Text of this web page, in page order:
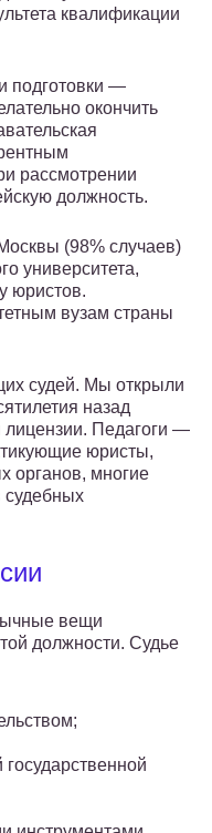
квалификации
подготовки —
окончить
рассмотрении
должность.
(98% случаев)
университета,
юристов.
вузам страны
судей. Мы открыли
назад
лицензии. Педагоги —
юристы,
органов, многие
вещи
должности. Судье